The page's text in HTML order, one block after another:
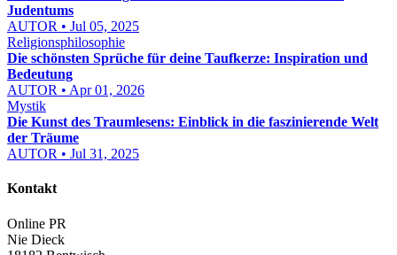
Judentums
AUTOR • Jul 05, 2025
Religionsphilosophie
Die schönsten Sprüche für deine Taufkerze: Inspiration und
Bedeutung
AUTOR • Apr 01, 2026
Mystik
Die Kunst des Traumlesens: Einblick in die faszinierende Welt
der Träume
AUTOR • Jul 31, 2025
Kontakt
Online PR
Nie Dieck